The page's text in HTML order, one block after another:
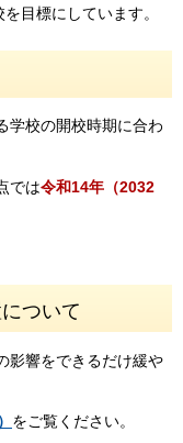
目標にしています。
学校の開校時期に合わ
では令和14年（2032
ついて
影響をできるだけ緩や
をご覧ください。